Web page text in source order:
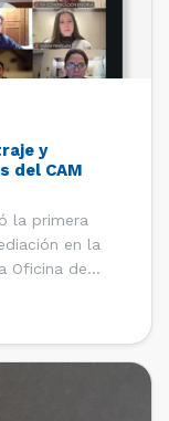
y
del CAM
la primera
en la
Oficina de
de Comercio
[…]